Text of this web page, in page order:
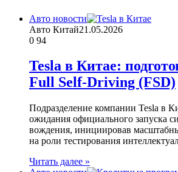
Авто новости
Авто Китай21.05.2026
0 94
Tesla в Китае:
Full Self-Driving (FSD)
Подразделение компании Tesla в
ожидания официального запуска
вождения, инициировав
на роли тестирования
Читать далее »